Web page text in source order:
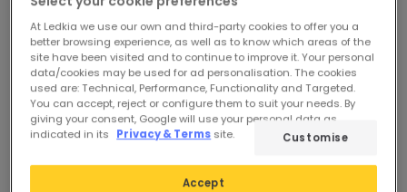
At Ledkia we use our own and third-party cookies to offer you a
better browsing experience, as well as to know which areas of the
site have been visited and to continue to improve it. Your personal
data/cookies may be used for ad personalisation. The cookies
used are: Technical, Performance, Functionality and Targeted.
You can accept, reject or configure them to suit your needs. By
giving your consent, Google will use your personal data as
indicated in its
Privacy & Terms site.
Accept
Customise